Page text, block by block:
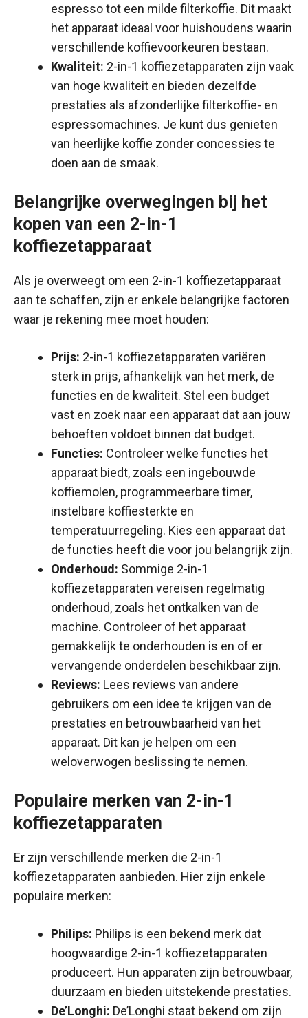
espresso tot een milde filterkoffie. Dit maakt
het apparaat ideaal voor huishoudens waarin
verschillende koffievoorkeuren bestaan.
Kwaliteit: 2-in-1 koffiezetapparaten zijn vaak
van hoge kwaliteit en bieden dezelfde
prestaties als afzonderlijke filterkoffie- en
espressomachines. Je kunt dus genieten
van heerlijke koffie zonder concessies te
doen aan de smaak.
Belangrijke overwegingen bij het
kopen van een 2-in-1
koffiezetapparaat
Als je overweegt om een 2-in-1 koffiezetapparaat
aan te schaffen, zijn er enkele belangrijke factoren
waar je rekening mee moet houden:
Prijs: 2-in-1 koffiezetapparaten variëren
sterk in prijs, afhankelijk van het merk, de
functies en de kwaliteit. Stel een budget
vast en zoek naar een apparaat dat aan jouw
behoeften voldoet binnen dat budget.
Functies: Controleer welke functies het
apparaat biedt, zoals een ingebouwde
koffiemolen, programmeerbare timer,
instelbare koffiesterkte en
temperatuurregeling. Kies een apparaat dat
de functies heeft die voor jou belangrijk zijn.
Onderhoud: Sommige 2-in-1
koffiezetapparaten vereisen regelmatig
onderhoud, zoals het ontkalken van de
machine. Controleer of het apparaat
gemakkelijk te onderhouden is en of er
vervangende onderdelen beschikbaar zijn.
Reviews: Lees reviews van andere
gebruikers om een idee te krijgen van de
prestaties en betrouwbaarheid van het
apparaat. Dit kan je helpen om een
weloverwogen beslissing te nemen.
Populaire merken van 2-in-1
koffiezetapparaten
Er zijn verschillende merken die 2-in-1
koffiezetapparaten aanbieden. Hier zijn enkele
populaire merken:
Philips: Philips is een bekend merk dat
hoogwaardige 2-in-1 koffiezetapparaten
produceert. Hun apparaten zijn betrouwbaar,
duurzaam en bieden uitstekende prestaties.
De’Longhi: De’Longhi staat bekend om zijn